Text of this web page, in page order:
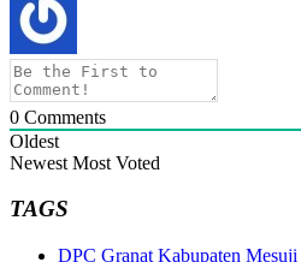
0 Comments
Oldest
Newest Most Voted
TAGS
DPC Granat Kabupaten Mesuji